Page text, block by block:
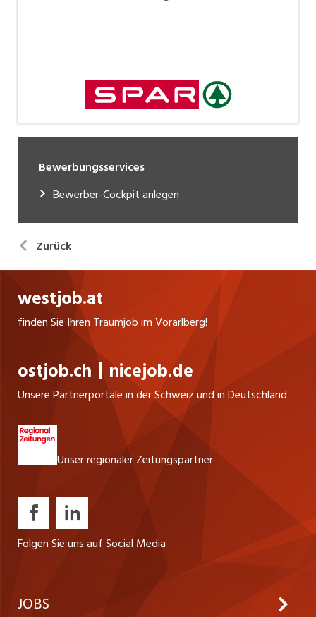
Bewerbungsservices
Bewerber-Cockpit anlegen
Zurück
westjob.at
finden Sie Ihren Traumjob im Vorarlberg!
ostjob.ch nicejob.de
Unsere Partnerportale in der Schweiz und in Deutschland
Unser regionaler Zeitungspartner
Folgen Sie uns auf Social Media
JOBS